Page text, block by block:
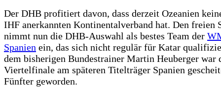
Der DHB profitiert davon, dass derzeit Ozeanien
IHF anerkannten Kontinentalverband hat. Den freien
nimmt nun die DHB-Auswahl als bestes Team der
Spanien ein, das sich nicht regulär für Katar
dem bisherigen Bundestrainer Martin Heuberger war
Viertelfinale am späteren Titelträger Spanien
Fünfter geworden.